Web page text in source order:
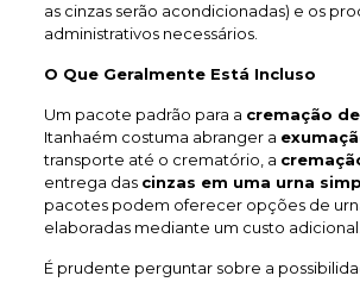
as cinzas serão acondicionadas) e os
administrativos necessários.
O Que Geralmente Está Incluso
Um pacote padrão para a cremação
Itanhaém costuma abranger a
transporte até o crematório, a
entrega das cinzas em uma urna
pacotes podem oferecer opções de
elaboradas mediante um custo adicional.
É prudente perguntar sobre a